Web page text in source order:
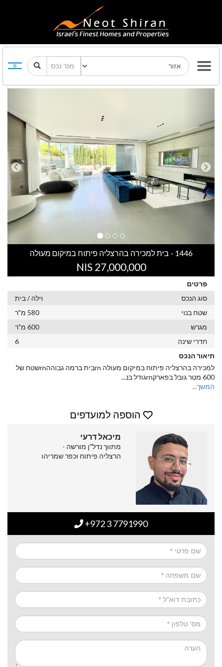
Previous Next
1446 - בית למכירה בהרצליה פיתוח במיקום מעולה
27,000,000 NIS
פרטים
סוג הנכס
וילה / בית
שטח בנוי
580 מ"ר
מגרש
600 מ"ר
חדרי שינה
6
תיאור הנכס
למכירה בהרצליה פיתוח במיקום מעולה rnבית ברמה גבוההrnשטח של
600 מטר גובל בפארקrnגודל בנ
...
המשך...
הוספה למועדפים
מיכאל דרעי
מתווך נדל"ן מורשה -
הרצליה פיתוח וכפר שמריהו
+972 3 7791990